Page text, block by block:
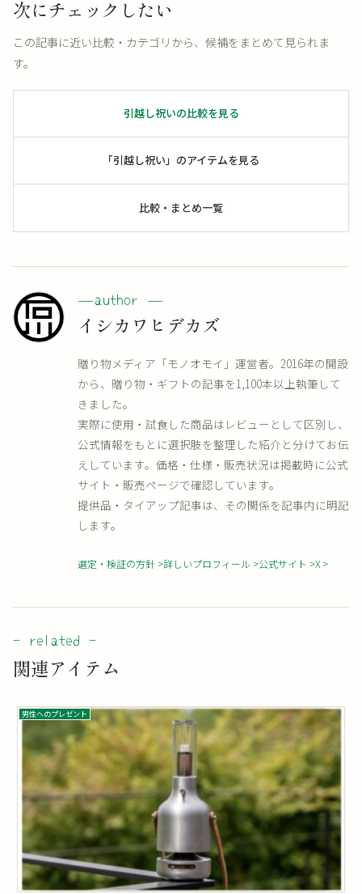
次にチェックしたい
この記事に近い比較・カテゴリから、候補をまとめて見られま
す。
引越し祝いの比較を見る
「引越し祝い」のアイテムを見る
比較・まとめ一覧
イシカワヒデカズ
贈り物メディア「モノオモイ」運営者。2016年の開設
から、贈り物・ギフトの記事を1,100本以上執筆して
きました。
実際に使用・試食した商品はレビューとして区別し、
公式情報をもとに選択肢を整理した紹介と分けてお伝
えしています。価格・仕様・販売状況は掲載時に公式
サイト・販売ページで確認しています。
提供品・タイアップ記事は、その関係を記事内に明記
します。
選定・検証の方針 詳しいプロフィール 公式サイト X
関連アイテム
男性へのプレゼント